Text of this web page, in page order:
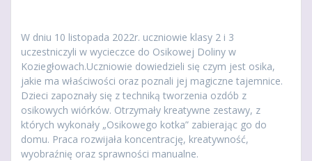
W dniu 10 listopada 2022r. uczniowie klasy 2 i 3
uczestniczyli w wycieczce do Osikowej Doliny w
Koziegłowach.Uczniowie dowiedzieli się czym jest osika,
jakie ma właściwości oraz poznali jej magiczne tajemnice.
Dzieci zapoznały się z techniką tworzenia ozdób z
osikowych wiórków. Otrzymały kreatywne zestawy, z
których wykonały „Osikowego kotka” zabierając go do
domu. Praca rozwijała koncentrację, kreatywność,
wyobraźnię oraz sprawności manualne.